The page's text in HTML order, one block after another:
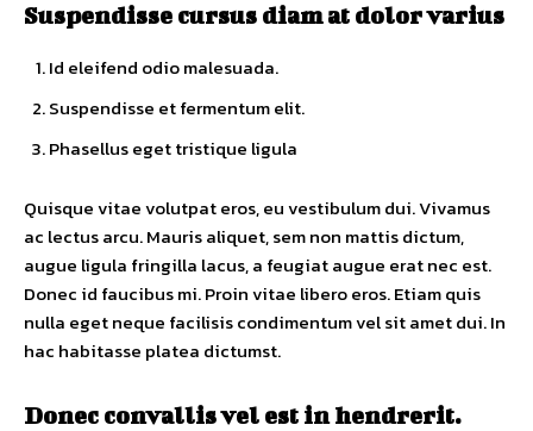
Suspendisse cursus diam at dolor varius
Id eleifend odio malesuada.
Suspendisse et fermentum elit.
Phasellus eget tristique ligula
Quisque vitae volutpat eros, eu vestibulum dui. Vivamus
ac lectus arcu. Mauris aliquet, sem non mattis dictum,
augue ligula fringilla lacus, a feugiat augue erat nec est.
Donec id faucibus mi. Proin vitae libero eros. Etiam quis
nulla eget neque facilisis condimentum vel sit amet dui. In
hac habitasse platea dictumst.
Donec convallis vel est in hendrerit.